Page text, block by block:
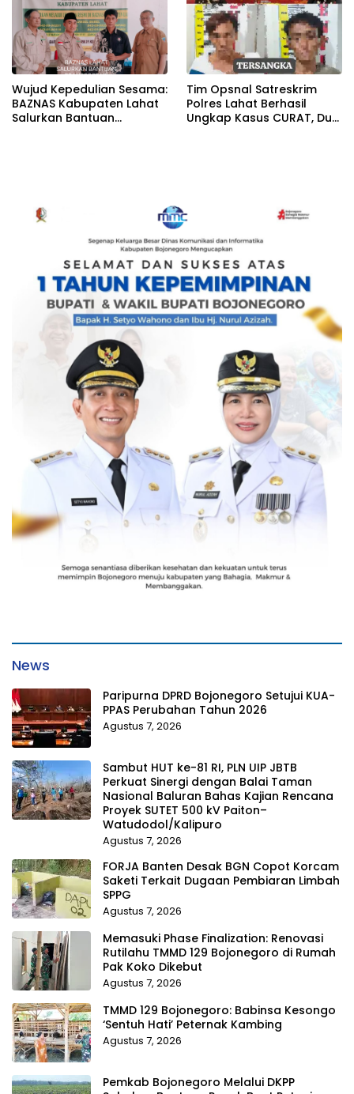
Wujud Kepedulian Sesama:
BAZNAS Kabupaten Lahat
Salurkan Bantuan
Tim Opsnal Satreskrim
Polres Lahat Berhasil
Ungkap Kasus CURAT, Dua
News
Paripurna DPRD Bojonegoro Setujui KUA-
PPAS Perubahan Tahun 2026
Agustus 7, 2026
Sambut HUT ke-81 RI, PLN UIP JBTB
Perkuat Sinergi dengan Balai Taman
Nasional Baluran Bahas Kajian Rencana
Proyek SUTET 500 kV Paiton–
Watudodol/Kalipuro
Agustus 7, 2026
FORJA Banten Desak BGN Copot Korcam
Saketi Terkait Dugaan Pembiaran Limbah
SPPG
Agustus 7, 2026
Memasuki Phase Finalization: Renovasi
Rutilahu TMMD 129 Bojonegoro di Rumah
Pak Koko Dikebut
Agustus 7, 2026
TMMD 129 Bojonegoro: Babinsa Kesongo
‘Sentuh Hati’ Peternak Kambing
Agustus 7, 2026
Pemkab Bojonegoro Melalui DKPP